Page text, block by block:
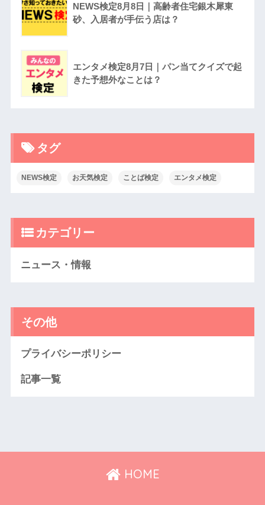
NEWS検定8月8日｜高齢者住宅銀木犀東
砂、入居者が手伝う店は？
エンタメ検定8月7日｜パン当てクイズで起
きた予想外なことは？
タグ
NEWS検定 お天気検定 ことば検定 エンタメ検定
カテゴリー
ニュース・情報
その他
プライバシーポリシー
記事一覧
HOME